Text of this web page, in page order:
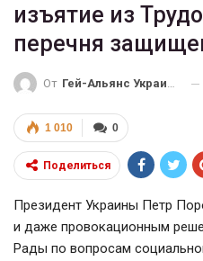
изъятие из
перечня
От Гей-Альянс Украина
0
1 010
Поделиться
Президент Украины Петр
и даже провокационным
Рады по вопросам